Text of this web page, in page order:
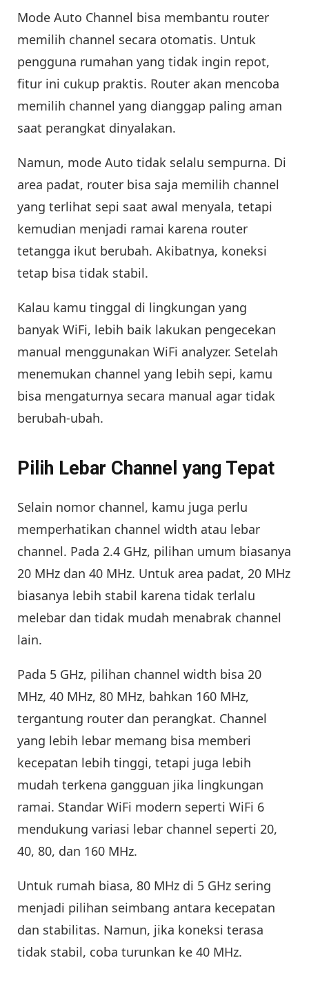
Mode Auto Channel bisa membantu router
memilih channel secara otomatis. Untuk
pengguna rumahan yang tidak ingin repot,
fitur ini cukup praktis. Router akan mencoba
memilih channel yang dianggap paling aman
saat perangkat dinyalakan.
Namun, mode Auto tidak selalu sempurna. Di
area padat, router bisa saja memilih channel
yang terlihat sepi saat awal menyala, tetapi
kemudian menjadi ramai karena router
tetangga ikut berubah. Akibatnya, koneksi
tetap bisa tidak stabil.
Kalau kamu tinggal di lingkungan yang
banyak WiFi, lebih baik lakukan pengecekan
manual menggunakan WiFi analyzer. Setelah
menemukan channel yang lebih sepi, kamu
bisa mengaturnya secara manual agar tidak
berubah-ubah.
Pilih Lebar Channel yang Tepat
Selain nomor channel, kamu juga perlu
memperhatikan channel width atau lebar
channel. Pada 2.4 GHz, pilihan umum biasanya
20 MHz dan 40 MHz. Untuk area padat, 20 MHz
biasanya lebih stabil karena tidak terlalu
melebar dan tidak mudah menabrak channel
lain.
Pada 5 GHz, pilihan channel width bisa 20
MHz, 40 MHz, 80 MHz, bahkan 160 MHz,
tergantung router dan perangkat. Channel
yang lebih lebar memang bisa memberi
kecepatan lebih tinggi, tetapi juga lebih
mudah terkena gangguan jika lingkungan
ramai. Standar WiFi modern seperti WiFi 6
mendukung variasi lebar channel seperti 20,
40, 80, dan 160 MHz.
Untuk rumah biasa, 80 MHz di 5 GHz sering
menjadi pilihan seimbang antara kecepatan
dan stabilitas. Namun, jika koneksi terasa
tidak stabil, coba turunkan ke 40 MHz.